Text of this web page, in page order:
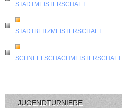
STADTMEISTERSCHAFT
STADTBLITZMEISTERSCHAFT
SCHNELLSCHACHMEISTERSCHAFT
JUGENDTURNIERE